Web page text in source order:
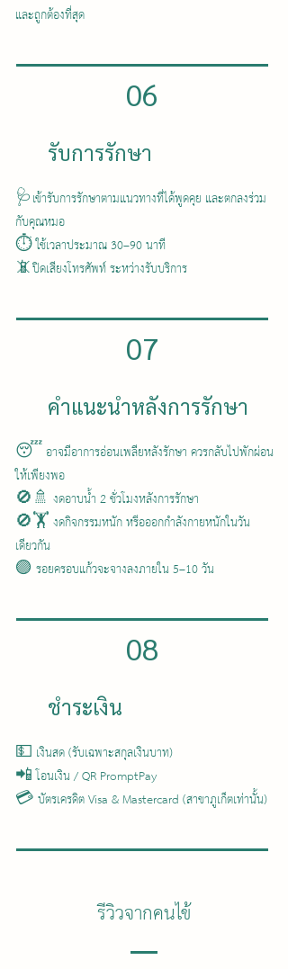
และถูกต้องที่สุด
06
รับการรักษา
🩺เข้ารับการรักษาตามแนวทางที่ได้พูดคุย และตกลงร่วม
กับคุณหมอ
⏱️ ใช้เวลาประมาณ 30–90 นาที
📵ปิดเสียงโทรศัพท์ ระหว่างรับบริการ
07
คำแนะนำหลังการรักษา
😴 อาจมีอาการอ่อนเพลียหลังรักษา ควรกลับไปพักผ่อน
ให้เพียงพอ
🚫🚿 งดอาบน้ำ 2 ชั่วโมงหลังการรักษา
🚫🏋️ งดกิจกรรมหนัก หรือออกกำลังกายหนักในวัน
เดียวกัน
🟣 รอยครอบแก้วจะจางลงภายใน 5–10 วัน
08
ชำระเงิน
💵 เงินสด (รับเฉพาะสกุลเงินบาท)
📲 โอนเงิน / QR PromptPay
💳 บัตรเครดิต Visa & Mastercard (สาขาภูเก็ตเท่านั้น)
รีวิวจากคนไข้